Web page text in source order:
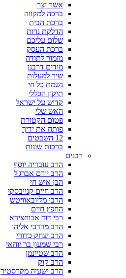
אשר יצר
ברכה למקווה
ברכת הבית
הדלקת נרות
שלום עליכם
ברכת העסק
מזמור לתודה
מודים דרבנן
שיר למעלות
נשמת כל חי
תיקון הכללי
קדיש על ישראל
האש שלי
פטום הקטורת
פותח את ידיך
12 השבטים
ברכות שונות
רבנים
הרב עובדיה יוסף
הרב יורם אברג'ל
הבן איש חי
הרב חיים קנייבסקי
הרבי מליובאוויטש
החפץ חיים
רבי דוד אבוחצירא
הרב מרדכי אליהו
הרב יצחק כדורי
רבי שמעון בר יוחאי
הרב שטיינמן
הרב קוק
הרב ישעיה מקרסטיר